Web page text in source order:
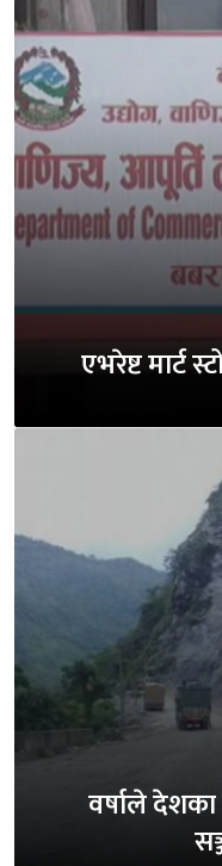
एभरेष्ट मार्ट
वर्षाले